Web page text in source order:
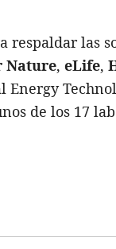
respaldar las
Nature, eLife,
de los 17